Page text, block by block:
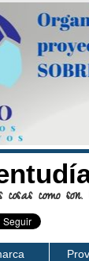
como son.